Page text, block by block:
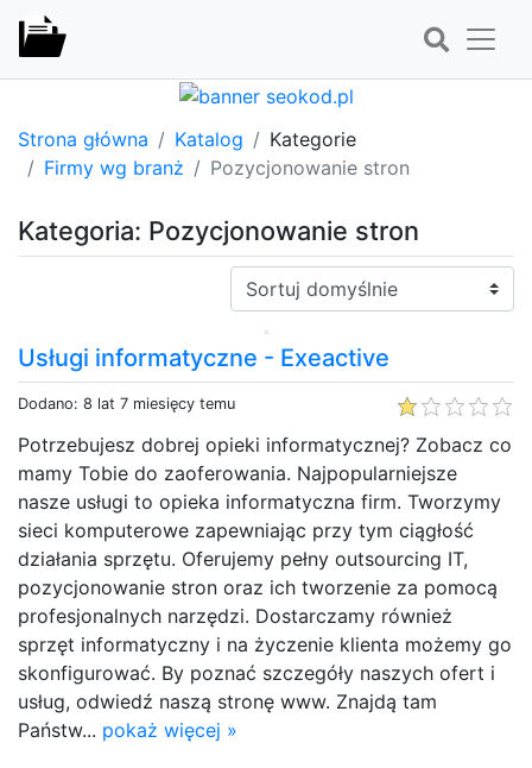
Strona główna Katalog
Kategorie
Firmy wg branż
Pozycjonowanie stron
Kategoria: Pozycjonowanie stron
Sortuj:
Usługi informatyczne - Exeactive
Dodano: 8 lat 7 miesięcy temu
Potrzebujesz dobrej opieki informatycznej? Zobacz co
mamy Tobie do zaoferowania. Najpopularniejsze
nasze usługi to opieka informatyczna firm. Tworzymy
sieci komputerowe zapewniając przy tym ciągłość
działania sprzętu. Oferujemy pełny outsourcing IT,
pozycjonowanie stron oraz ich tworzenie za pomocą
profesjonalnych narzędzi. Dostarczamy również
sprzęt informatyczny i na życzenie klienta możemy go
skonfigurować. By poznać szczegóły naszych ofert i
usług, odwiedź naszą stronę www. Znajdą tam
Państw... pokaż więcej »